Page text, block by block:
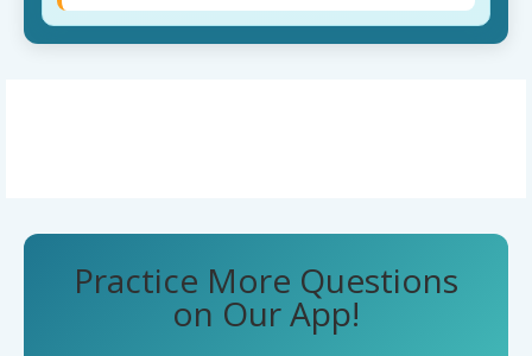
Practice More Questions
on Our App!